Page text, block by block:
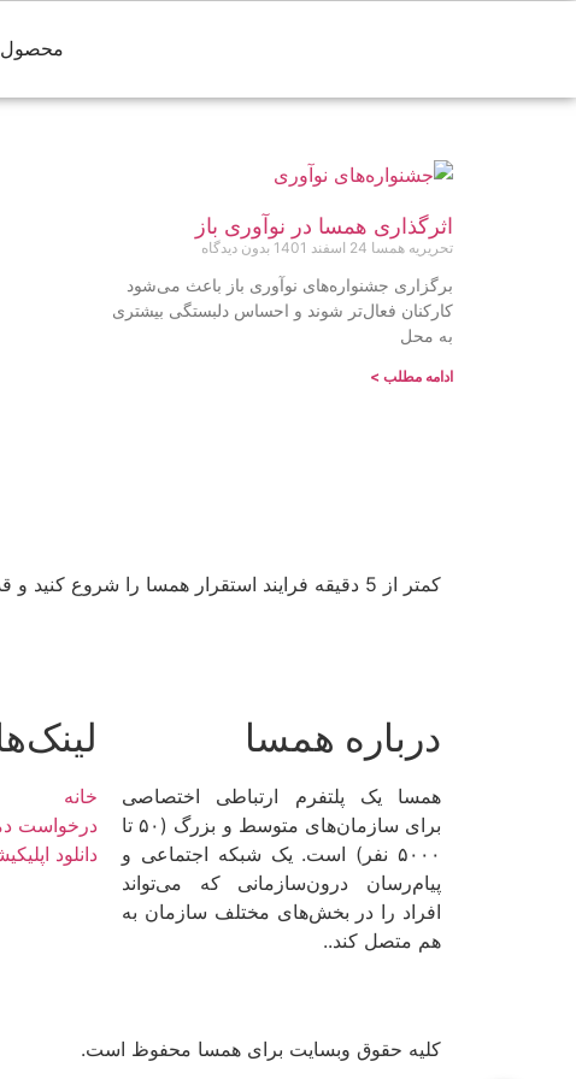
محصول
اثرگذاری همسا در نوآوری باز
تحریریه همسا 24 اسفند 1401 بدون دیدگاه
برگزاری جشنواره‌های نوآوری باز باعث می‌شود
کارکنان فعال‌تر شوند و احساس دلبستگی بیشتری
به محل
ادامه مطلب >
کمتر از 5 دقیقه فرایند استقرار همسا را شروع کنید و قدم‌های اولیه را برای ایجاد گفتگو و ارتباط عمیق همراه با همه کارکنانتان بردارید.
درباره همسا
همسا یک پلتفرم ارتباطی اختصاصی
برای سازمان‌های متوسط و بزرگ (۵۰ تا
۵۰۰۰ نفر) است. یک شبکه اجتماعی و
پیام‌رسان درون‌سازمانی که می‌تواند
افراد را در بخش‌های مختلف سازمان به
هم متصل کند..
خانه
درخواست
دانلود
کلیه حقوق وبسایت برای همسا محفوظ است.